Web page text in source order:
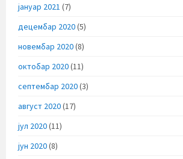
јануар 2021 (7)
децембар 2020(5)
новембар 2020(8)
октобар 2020(11)
септембар 2020(3)
август 2020(17)
јул 2020(11)
јун 2020(8)